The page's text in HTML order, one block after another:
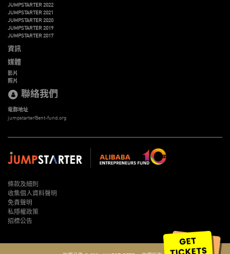
JUMPSTARTER 2022
JUMPSTARTER 2021
JUMPSTARTER 2020
JUMPSTARTER 2019
JUMPSTARTER 2017
資訊
媒體
影片
照片
聯絡我們
電郵地址
jumpstarter@ent-fund.org
條款及細則
收集個人資料聲明
免責聲明
私隱權政策
招標公告